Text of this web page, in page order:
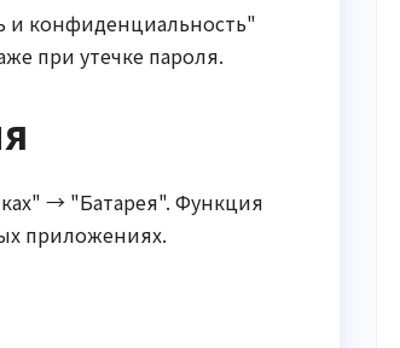
и конфиденциальность"
при утечке пароля.
→ "Батарея". Функция
приложениях.